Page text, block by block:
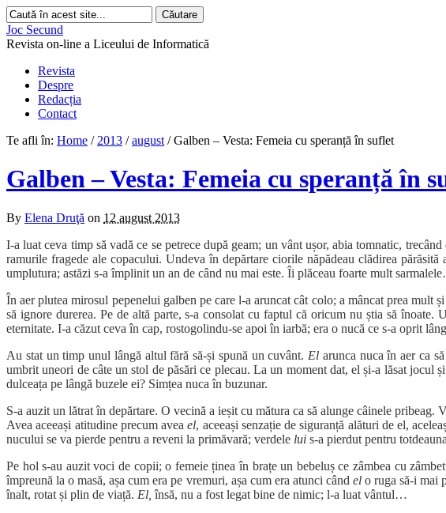
Joc Secund
Revista on-line a Liceului de Informatică
Revista
Despre
Redacția
Contact
Te afli în: Home / 2013 / august / Galben – Vesta: Femeia cu speranță în suflet
Galben – Vesta: Femeia cu speranță în
By Elena Druţă on 12 august 2013
I-a luat ceva timp să vadă ce se petrece după geam; un vânt ușor, abia tomnatic,
ramurile fragede ale copacului. Undeva în depărtare ciorile năpădeau clădirea
umplutura; astăzi s-a împlinit un an de când nu mai este. Îi plăceau foarte mult
În aer plutea mirosul pepenelui galben pe care l-a aruncat cât colo; a mâncat prea mult
să ignore durerea. Pe de altă parte, s-a consolat cu faptul că oricum nu știa să
eternitate. I-a căzut ceva în cap, rostogolindu-se apoi în iarbă; era o nucă ce s-a oprit
Au stat un timp unul lângă altul fără să-și spună un cuvânt. El arunca nuca în aer ca
umbrit uneori de câte un stol de păsări ce plecau. La un moment dat, el și-a lăsat jocul
dulceața pe lângă buzele ei? Simțea nuca în buzunar.
S-a auzit un lătrat în depărtare. O vecină a ieșit cu mătura ca să alunge câinele
Avea aceeași atitudine precum aveael, aceeași senzație de siguranță alături de el,
nucului se va pierde pentru a reveni la primăvară; verdele lui s-a pierdut pentru
Pe hol s-au auzit voci de copii; o femeie ținea în brațe un bebeluș ce zâmbea cu
împreună la o masă, așa cum era pe vremuri, așa cum era atunci când el o ruga să-i mai
înalt, rotat și plin de viață. El, însă, nu a fost legat bine de nimic; l-a luat vântul…